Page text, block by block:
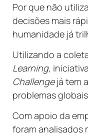
Por que não
decisões mais
humanidade já
Utilizando a
Learning,
Challengejá tem
problemas
Com apoio da
foram analisados